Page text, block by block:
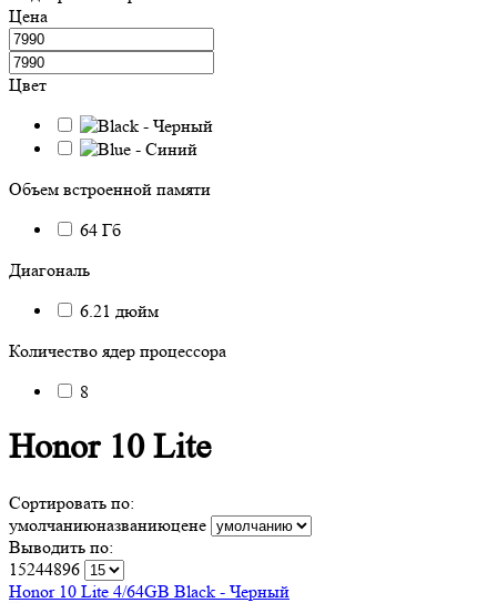
Цена
Цвет
Объем встроенной памяти
64 Гб
Диагональ
6.21 дюйм
Количество ядер процессора
8
Honor 10 Lite
Сортировать по:
умолчаниюназваниюцене
Выводить по:
15244896
Honor 10 Lite 4/64GB Black - Черный